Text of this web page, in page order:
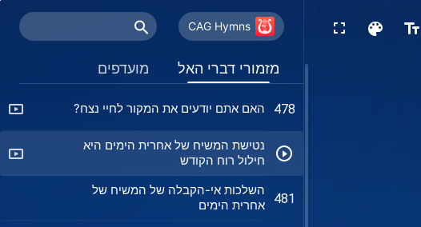
CAG Hymns
מזמורי דברי האל מועדפים
476 האל עצמו הוא האמת והחיים
477 רק לאלוהים יש את דרך החיים
478 האם אתם יודעים את המקור לחיי נצח?
נטישת המשיח של אחרית הימים היא
חילול רוח הקודש
481
השלכות אי-הקבלה של המשיח של
אחרית הימים